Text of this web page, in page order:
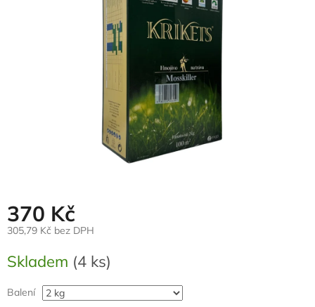
hvězdiček.
370 Kč
305,79 Kč bez DPH
cena:
Skladem (4 ks)
Balení